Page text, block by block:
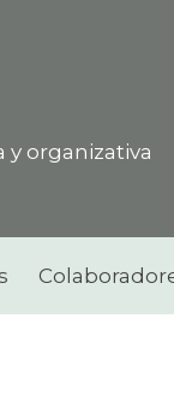
organizativa